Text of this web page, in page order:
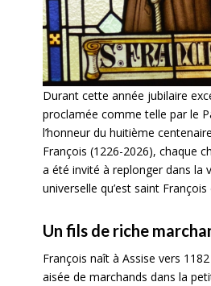
Durant cette année jubilaire
proclamée comme telle par le
l’honneur du huitième
François (1226-2026), chaque
a été invité à replonger dans la
universelle qu’est saint François
Un fils de riche
François naît à Assise vers
aisée de marchands dans la